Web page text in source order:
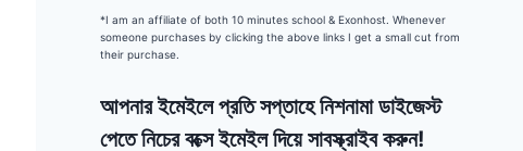
*I am an affiliate of both 10 minutes school & Exonhost. Whenever
someone purchases by clicking the above links I get a small cut from
their purchase.
আপনার ইমেইলে প্রতি সপ্তাহে নিশনামা ডাইজেস্ট
পেতে নিচের বক্সে ইমেইল দিয়ে সাবস্ক্রাইব করুন!